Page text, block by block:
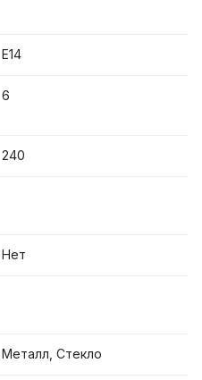
E14
6
240
Нет
Металл, Стекло